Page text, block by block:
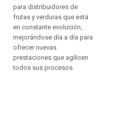
para distribuidores de
frutas y verduras que está
en constante evolución,
mejorándose día a día para
ofrecer nuevas
prestaciones que agilicen
todos sus procesos.